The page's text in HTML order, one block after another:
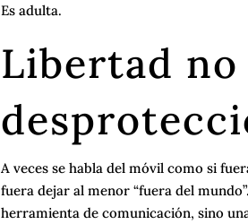
Es adulta.
Libertad no
A veces se habla del móvil como si
fuera dejar al menor “fuera del
herramienta de comunicación, sino